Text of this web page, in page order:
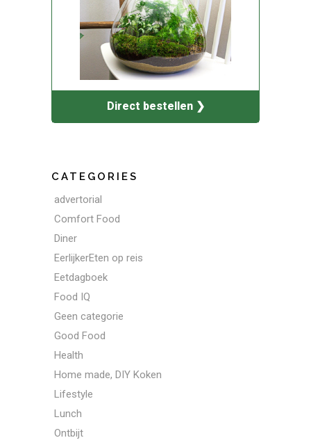
Direct bestellen ❯
CATEGORIES
advertorial
Comfort Food
Diner
EerlijkerEten op reis
Eetdagboek
Food IQ
Geen categorie
Good Food
Health
Home made, DIY Koken
Lifestyle
Lunch
Ontbijt